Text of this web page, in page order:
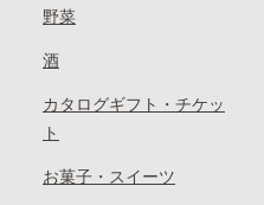
野菜
酒
カタログギフト・チケッ
ト
お菓子・スイーツ